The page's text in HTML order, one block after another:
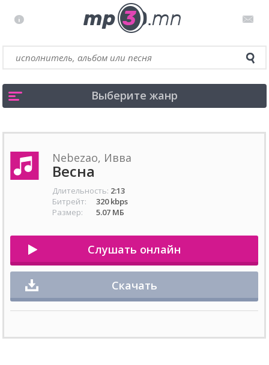
Выберите жанр
Nebezao, Ивва
Весна
Длительность: 2:13
Битрейт:
320 kbps
Размер:
5.07 МБ
Слушать онлайн
Скачать